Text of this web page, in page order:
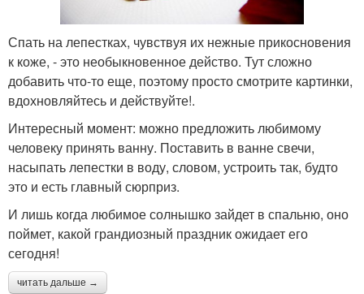
Спать на лепестках, чувствуя их нежные прикосновения
к коже, - это необыкновенное действо. Тут сложно
добавить что-то еще, поэтому просто смотрите картинки,
вдохновляйтесь и действуйте!.
Интересный момент: можно предложить любимому
человеку принять ванну. Поставить в ванне свечи,
насыпать лепестки в воду, словом, устроить так, будто
это и есть главный сюрприз.
И лишь когда любимое солнышко зайдет в спальню, оно
поймет, какой грандиозный праздник ожидает его
сегодня!
читать дальше →